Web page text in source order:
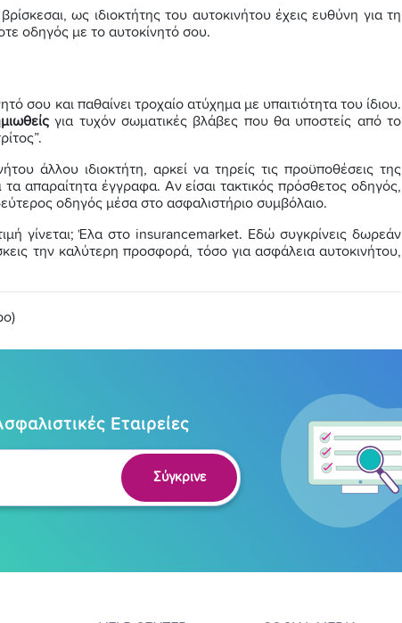
ως ιδιοκτήτης του αυτοκινήτου έχεις ευθύνη για τη
οδηγός με το αυτοκίνητό σου.
σου και παθαίνει τροχαίο ατύχημα με υπαιτιότητα του ίδιου.
για τυχόν σωματικές βλάβες που θα υποστείς από το
άλλου ιδιοκτήτη, αρκεί να τηρείς τις προϋποθέσεις της
απαραίτητα έγγραφα. Αν είσαι τακτικός πρόσθετος οδηγός,
οδηγός μέσα στο ασφαλιστήριο συμβόλαιο.
γίνεται; Έλα στο insurancemarket. Εδώ συγκρίνεις δωρεάν
την καλύτερη προσφορά, τόσο για ασφάλεια αυτοκινήτου,
Εταιρείες
Σύγκρινε